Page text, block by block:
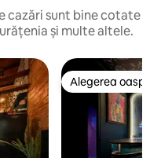
cazări sunt bine cotate
și multe altele.
Alegerea
Alegerea